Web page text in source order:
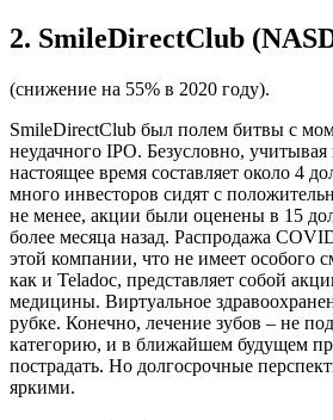
2. SmileDirectClub
(снижение на 55% в 2020 году).
SmileDirectClub был полем битвы с
неудачного IPO. Безусловно, учитывая
настоящее время составляет около 4
много инвесторов сидят с
не менее, акции были оценены в 15
более месяца назад. Распродажа
этой компании, что не имеет особого
как и Teladoc, представляет собой
медицины. Виртуальное
рубке. Конечно, лечение зубов – не
категорию, и в ближайшем будущем
пострадать. Но долгосрочные
яркими.